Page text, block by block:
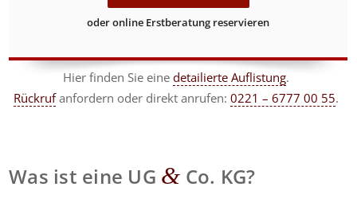
oder online Erstberatung reservieren
Hier finden Sie einedetailierte Auflistung.
Rückrufanfordern oder direkt anrufen:0221 – 6777 00 55.
Was ist eine UG & Co. KG?